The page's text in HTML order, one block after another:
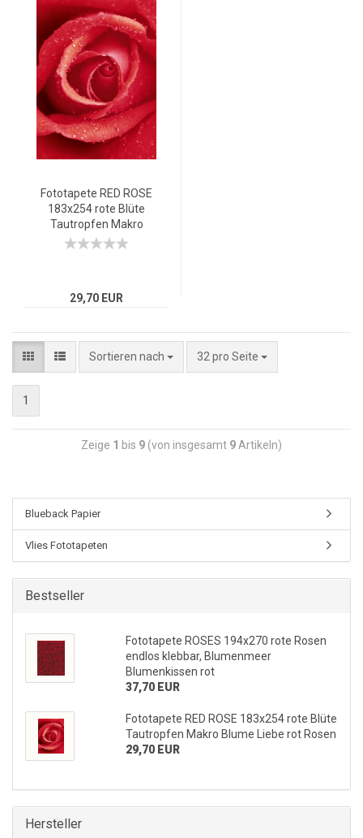
Fototapete RED ROSE
183x254 rote Blüte
Tautropfen Makro
Blume Liebe rot Rosen
29,70 EUR
Sortieren nach 32 pro Seite
1
Zeige 1 bis 9 (von insgesamt 9 Artikeln)
Blueback Papier
Vlies Fototapeten
Bestseller
Fototapete ROSES 194x270 rote Rosen
endlos klebbar, Blumenmeer
Blumenkissen rot
37,70 EUR
Fototapete RED ROSE 183x254 rote Blüte
Tautropfen Makro Blume Liebe rot Rosen
29,70 EUR
Hersteller